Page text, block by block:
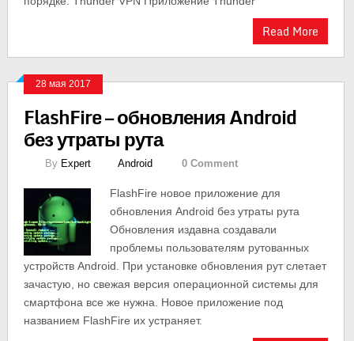
Read More
28 мая 2017
FlashFire — обновления Android
без утраты рута
By Expert Android 0 Comment
FlashFire новое приложение для
обновления Android без утраты рута
Обновления издавна создавали
проблемы пользователям рутованных
устройств Android. При установке обновления рут слетает
зачастую, но свежая версия операционной системы для
смартфона все же нужна. Новое приложение под
названием FlashFire их устраняет.